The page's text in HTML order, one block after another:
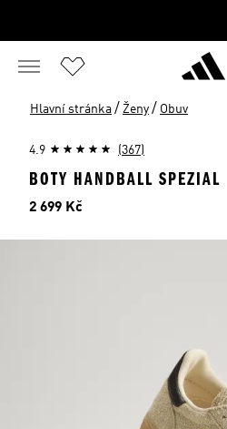
Hlavní stránka / Ženy / Obuv
4.9 (367)
BOTY HANDBALL SPEZIAL
Cena
2 699 Kč